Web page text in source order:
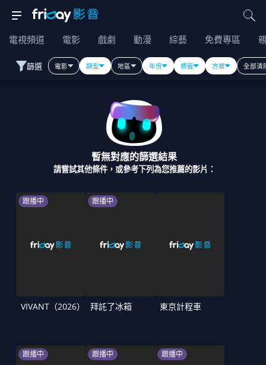
電視頻道 電影 戲劇 動漫 綜藝 免費專區
篩選 電影 類型 地區 年份 標籤 方案 全部清
暫無對應的篩選結果
請嘗試其他條件，或參考下列為您推薦的影片：
跟播中
VIVANT（2026）
跟播中
拜託了冰箱 東京計程車
跟播中 跟播中 跟播中